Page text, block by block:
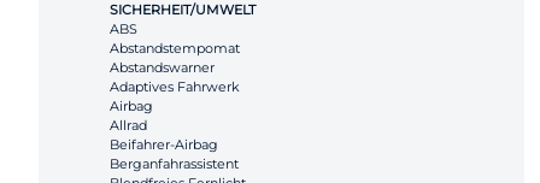
SICHERHEIT/UMWELT
ABS
Abstandstempomat
Abstandswarner
Adaptives Fahrwerk
Airbag
Allrad
Beifahrer-Airbag
Berganfahrassistent